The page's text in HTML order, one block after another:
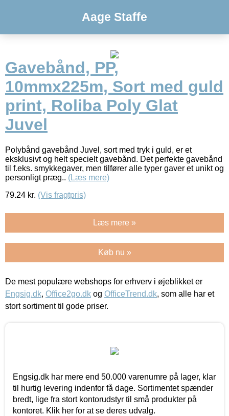
Aage Staffe
Gavebånd, PP,
10mmx225m, Sort med guld
print, Roliba Poly Glat
Juvel
Polybånd gavebånd Juvel, sort med tryk i guld, er et
eksklusivt og helt specielt gavebånd. Det perfekte gavebånd
til f.eks. smykkegaver, men tilfører alle typer gaver et unikt og
personligt præg.. (Læs mere)
79.24 kr. (Vis fragtpris)
Læs mere »
Køb nu »
De mest populære webshops for erhverv i øjeblikket er
Engsig.dk, Office2go.dk og OfficeTrend.dk, som alle har et
stort sortiment til gode priser.
Engsig.dk har mere end 50.000 varenumre på lager, klar
til hurtig levering indenfor få dage. Sortimentet spænder
bredt, lige fra stort kontorudstyr til små produkter på
kontoret. Klik her for at se deres udvalg.